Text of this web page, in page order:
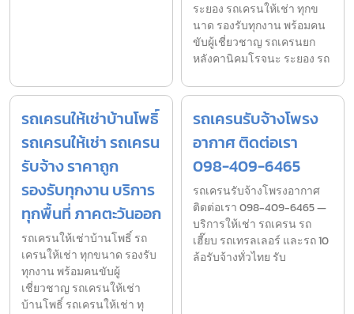
ระยอง รถเครนให้เช่า ทุกข
นาด รองรับทุกงาน พร้อมคน
ขับผู้เชี่ยวชาญ รถเครนยก
หลังคานิคมโรจนะ ระยอง รถ
รถเครนให้เช่าบ้านโพธิ์
รถเครนให้เช่า รถเครน
รับจ้าง ราคาถูก
รองรับทุกงาน บริการ
ทุกพื้นที่ ภาคตะวันออก
รถเครนให้เช่าบ้านโพธิ์ รถ
เครนให้เช่า ทุกขนาด รองรับ
ทุกงาน พร้อมคนขับผู้
เชี่ยวชาญ รถเครนให้เช่า
บ้านโพธิ์ รถเครนให้เช่า ทุ
รถเครนรับจ้างโพรง
อากาศ ติดต่อเรา
098-409-6465
รถเครนรับจ้างโพรงอากาศ
ติดต่อเรา 098-409-6465 —
บริการให้เช่า รถเครน รถ
เฮี๊ยบ รถเทรลเลอร์ และรถ 10
ล้อรับจ้างทั่วไทย รับ